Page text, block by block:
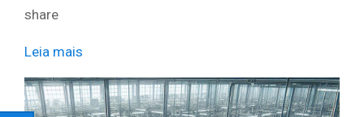
share
Leia mais